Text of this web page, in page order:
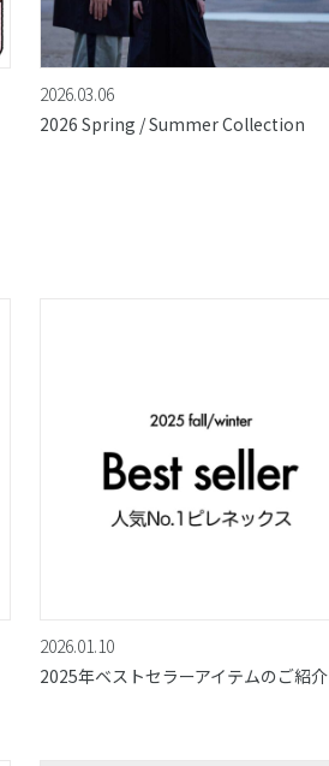
2026.03.06
2026 Spring / Summer Collection
2026.01.10
2025年ベストセラーアイテムのご紹介